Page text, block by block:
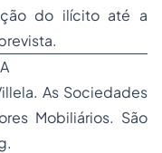
do ilícito até a
As Sociedades
Mobiliários. São